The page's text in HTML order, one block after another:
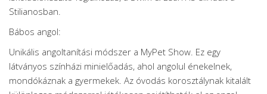
Stilianosban.
Bábos angol:
Unikális angoltanítási módszer a MyPet Show. Ez egy
látványos színházi minielőadás, ahol angolul énekelnek,
mondókáznak a gyermekek. Az óvodás korosztálynak kitalált